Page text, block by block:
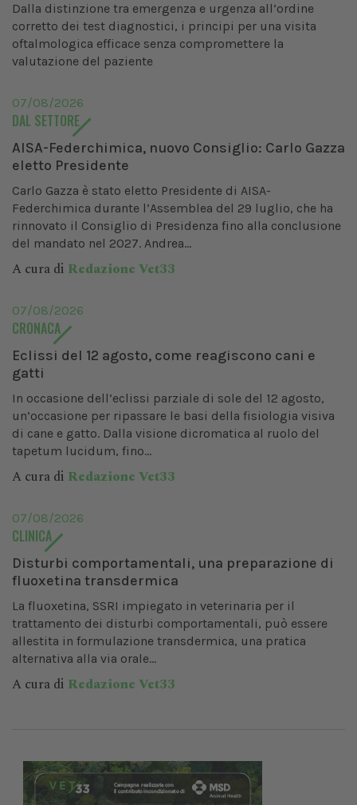
Dalla distinzione tra emergenza e urgenza all’ordine
corretto dei test diagnostici, i principi per una visita
oftalmologica efficace senza compromettere la
valutazione del paziente
07/08/2026
DAL SETTORE
AISA-Federchimica, nuovo Consiglio: Carlo Gazza
eletto Presidente
Carlo Gazza è stato eletto Presidente di AISA-
Federchimica durante l’Assemblea del 29 luglio, che ha
rinnovato il Consiglio di Presidenza fino alla conclusione
del mandato nel 2027. Andrea...
A cura di Redazione Vet33
07/08/2026
CRONACA
Eclissi del 12 agosto, come reagiscono cani e
gatti
In occasione dell’eclissi parziale di sole del 12 agosto,
un’occasione per ripassare le basi della fisiologia visiva
di cane e gatto. Dalla visione dicromatica al ruolo del
tapetum lucidum, fino...
A cura di Redazione Vet33
07/08/2026
CLINICA
Disturbi comportamentali, una preparazione di
fluoxetina transdermica
La fluoxetina, SSRI impiegato in veterinaria per il
trattamento dei disturbi comportamentali, può essere
allestita in formulazione transdermica, una pratica
alternativa alla via orale...
A cura di Redazione Vet33